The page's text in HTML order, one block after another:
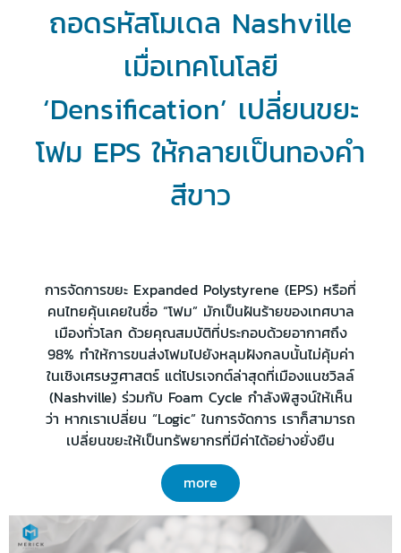
ถอดรหัสโมเดล Nashville
เมื่อเทคโนโลยี
‘Densification’ เปลี่ยนขยะ
โฟม EPS ให้กลายเป็นทองคำ
สีขาว
การจัดการขยะ Expanded Polystyrene (EPS) หรือที่
คนไทยคุ้นเคยในชื่อ “โฟม” มักเป็นฝันร้ายของเทศบาล
เมืองทั่วโลก ด้วยคุณสมบัติที่ประกอบด้วยอากาศถึง
98% ทำให้การขนส่งโฟมไปยังหลุมฝังกลบนั้นไม่คุ้มค่า
ในเชิงเศรษฐศาสตร์ แต่โปรเจกต์ล่าสุดที่เมืองแนชวิลล์
(Nashville) ร่วมกับ Foam Cycle กำลังพิสูจน์ให้เห็น
ว่า หากเราเปลี่ยน “Logic” ในการจัดการ เราก็สามารถ
เปลี่ยนขยะให้เป็นทรัพยากรที่มีค่าได้อย่างยั่งยืน
more